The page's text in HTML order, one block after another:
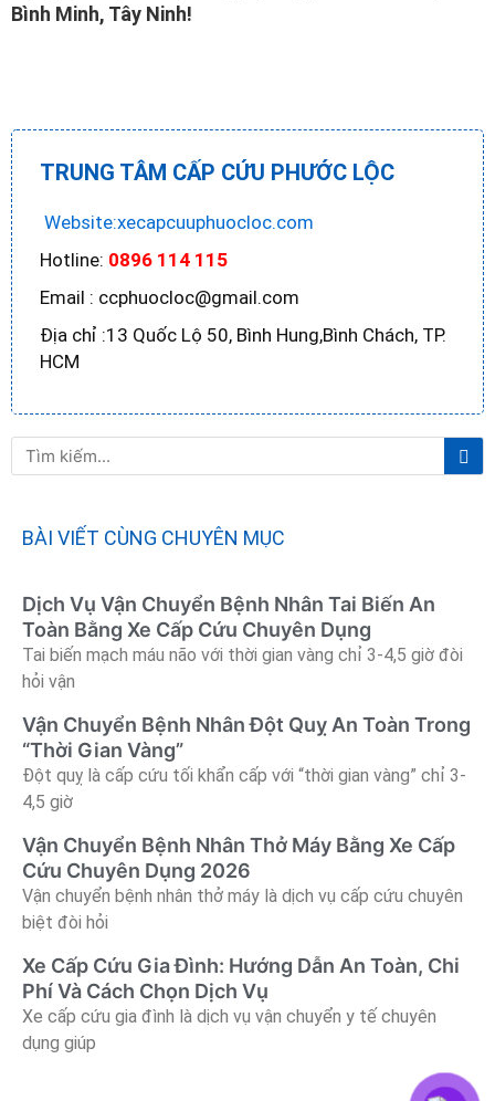
Bình Minh, Tây Ninh!
TRUNG TÂM CẤP CỨU PHƯỚC LỘC
Website:xecapcuuphuocloc.com
Hotline: 0896 114 115
Email : ccphuocloc@gmail.com
Địa chỉ :13 Quốc Lộ 50, Bình Hung,Bình Chách, TP.
HCM
Tìm
kiếm
BÀI VIẾT CÙNG CHUYÊN MỤC
Dịch Vụ Vận Chuyển Bệnh Nhân Tai Biến An
Toàn Bằng Xe Cấp Cứu Chuyên Dụng
Tai biến mạch máu não với thời gian vàng chỉ 3-4,5 giờ đòi
hỏi vận
Vận Chuyển Bệnh Nhân Đột Quỵ An Toàn Trong
“Thời Gian Vàng”
Đột quỵ là cấp cứu tối khẩn cấp với “thời gian vàng” chỉ 3-
4,5 giờ
Vận Chuyển Bệnh Nhân Thở Máy Bằng Xe Cấp
Cứu Chuyên Dụng 2026
Vận chuyển bệnh nhân thở máy là dịch vụ cấp cứu chuyên
biệt đòi hỏi
Xe Cấp Cứu Gia Đình: Hướng Dẫn An Toàn, Chi
Phí Và Cách Chọn Dịch Vụ
Xe cấp cứu gia đình là dịch vụ vận chuyển y tế chuyên
dụng giúp